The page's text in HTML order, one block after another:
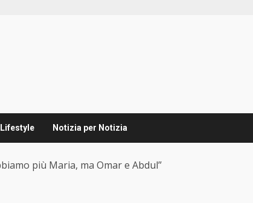
Lifestyle Notizia per Notizia
più Maria, ma Omar e Abdul”